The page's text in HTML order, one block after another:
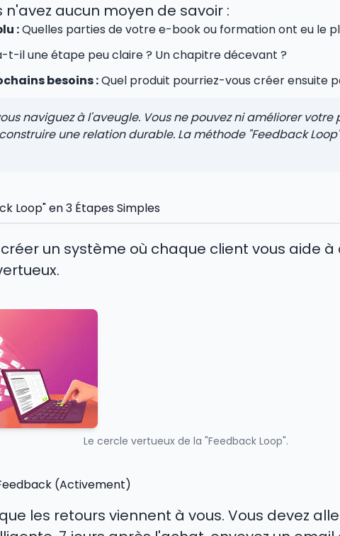
aucun moyen de savoir :
:Quelles parties de votre e-book ou formation ont eu le
t-il une étape peu claire ? Un chapitre décevant ?
besoins :Quel produit pourriez-vous créer ensuite
naviguez à l'aveugle. Vous ne pouvez ni améliorer
une relation durable. La méthode "Feedback
Loop" en 3 Étapes Simples
un système où chaque client vous aide
Le cercle vertueux de la "Feedback Loop".
(Activement)
les retours viennent à vous. Vous devez